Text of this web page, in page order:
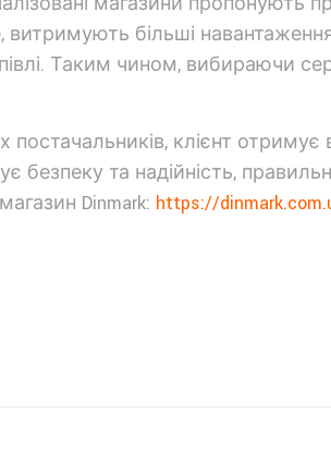
витримують більші
Таким чином, вибираючи
клієнт
безпеку та надійність,
Dinmark: https://